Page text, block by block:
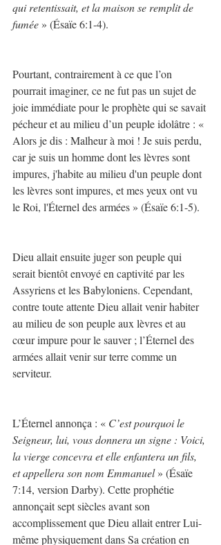
qui retentissait, et la maison se remplit de
fumée » (Ésaïe 6:1-4).
Pourtant, contrairement à ce que l’on
pourrait imaginer, ce ne fut pas un sujet de
joie immédiate pour le prophète qui se savait
pécheur et au milieu d’un peuple idolâtre : «
Alors je dis : Malheur à moi ! Je suis perdu,
car je suis un homme dont les lèvres sont
impures, j'habite au milieu d'un peuple dont
les lèvres sont impures, et mes yeux ont vu
le Roi, l'Éternel des armées » (Ésaïe 6:1-5).
Dieu allait ensuite juger son peuple qui
serait bientôt envoyé en captivité par les
Assyriens et les Babyloniens. Cependant,
contre toute attente Dieu allait venir habiter
au milieu de son peuple aux lèvres et au
cœur impure pour le sauver ; l’Éternel des
armées allait venir sur terre comme un
serviteur.
L’Éternel annonça : « C’est pourquoi le
Seigneur, lui, vous donnera un signe : Voici,
la vierge concevra et elle enfantera un fils,
et appellera son nom Emmanuel » (Ésaïe
7:14, version Darby). Cette prophétie
annonçait sept siècles avant son
accomplissement que Dieu allait entrer Lui-
même physiquement dans Sa création en